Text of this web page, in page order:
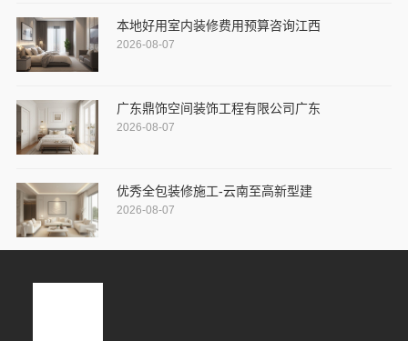
本地好用室内装修费用预算咨询江西
2026-08-07
广东鼎饰空间装饰工程有限公司广东
2026-08-07
优秀全包装修施工-云南至高新型建
2026-08-07